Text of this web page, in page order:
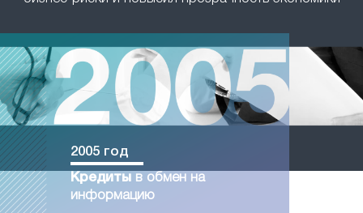
2005 год
Кредиты в обмен на
информацию